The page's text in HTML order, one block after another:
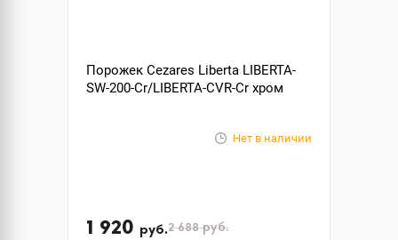
Порожек Cezares Liberta LIBERTA-
SW-200-Cr/LIBERTA-CVR-Cr хром
Нет в наличии
1 920 руб.2 688руб.